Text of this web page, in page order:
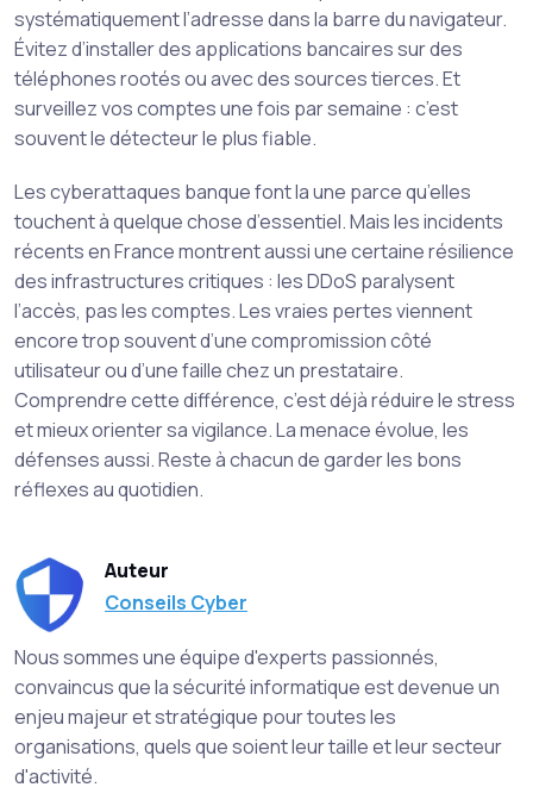
systématiquement l’adresse dans la barre du navigateur.
Évitez d’installer des applications bancaires sur des
téléphones rootés ou avec des sources tierces. Et
surveillez vos comptes une fois par semaine : c’est
souvent le détecteur le plus fiable.
Les cyberattaques banque font la une parce qu’elles
touchent à quelque chose d’essentiel. Mais les incidents
récents en France montrent aussi une certaine résilience
des infrastructures critiques : les DDoS paralysent
l’accès, pas les comptes. Les vraies pertes viennent
encore trop souvent d’une compromission côté
utilisateur ou d’une faille chez un prestataire.
Comprendre cette différence, c’est déjà réduire le stress
et mieux orienter sa vigilance. La menace évolue, les
défenses aussi. Reste à chacun de garder les bons
réflexes au quotidien.
Auteur
Conseils Cyber
Nous sommes une équipe d'experts passionnés,
convaincus que la sécurité informatique est devenue un
enjeu majeur et stratégique pour toutes les
organisations, quels que soient leur taille et leur secteur
d'activité.